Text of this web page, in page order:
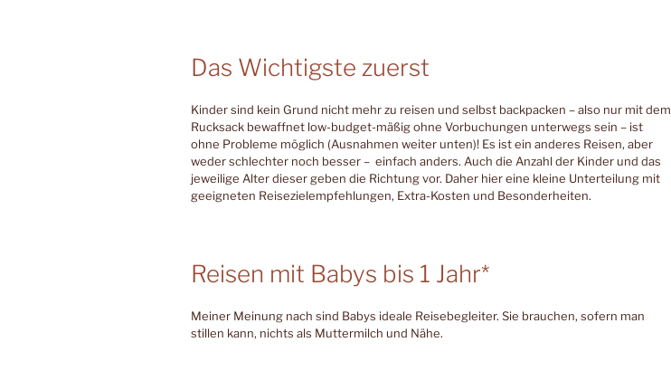
Das Wichtigste zuerst
Kinder sind kein Grund nicht mehr zu reisen und selbst backpacken – also nur mit dem
Rucksack bewaffnet low-budget-mäßig ohne Vorbuchungen unterwegs sein – ist
ohne Probleme möglich (Ausnahmen weiter unten)! Es ist ein anderes Reisen, aber
weder schlechter noch besser – einfach anders. Auch die Anzahl der Kinder und das
jeweilige Alter dieser geben die Richtung vor. Daher hier eine kleine Unterteilung mit
geeigneten Reisezielempfehlungen, Extra-Kosten und Besonderheiten.
Reisen mit Babys bis 1 Jahr*
Meiner Meinung nach sind Babys ideale Reisebegleiter. Sie brauchen, sofern man
stillen kann, nichts als Muttermilch und Nähe.